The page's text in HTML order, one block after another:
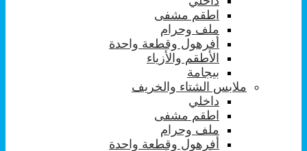
اطقم مشفى
ملف وحرام
أفرهول وقطعة واحدة
الأطقم والأزياء
بيجامة
ملابس الشتاء والخريف
داخلي
اطقم مشفى
ملف وحرام
أفرهول وقطعة واحدة